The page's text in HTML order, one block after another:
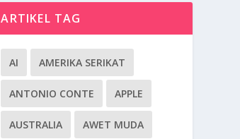
ARTIKEL TAG
AI AMERIKA SERIKAT
ANTONIO CONTE APPLE
AUSTRALIA AWET MUDA